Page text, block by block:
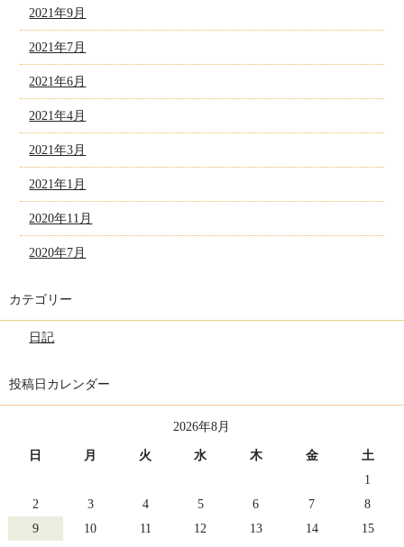
2021年9月
2021年7月
2021年6月
2021年4月
2021年3月
2021年1月
2020年11月
2020年7月
カテゴリー
日記
投稿日カレンダー
2026年8月
日 月 火 水 木 金
土
1
2
3 4 5 6 7
8
9
10 11 12 13 14
15